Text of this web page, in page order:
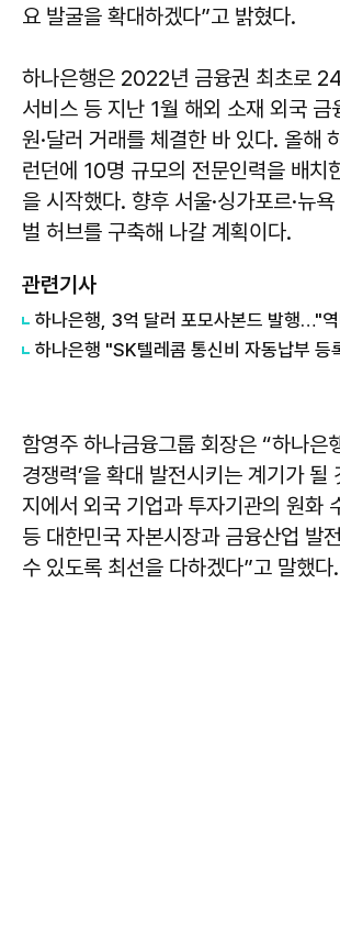
요 발굴을 확대하겠다”고 밝혔다.
하나은행은 2022년 금융권 최초로
서비스 등 지난 1월 해외 소재 외국
원·달러 거래를 체결한 바 있다. 올해
런던에 10명 규모의 전문인력을 배치
을 시작했다. 향후 서울·싱가포르·뉴
벌 허브를 구축해 나갈 계획이다.
관련기사
하나은행 "SK텔레콤 통신비 자동납부 등
함영주 하나금융그룹 회장은 “하나은
경쟁력’을 확대 발전시키는 계기가 될
지에서 외국 기업과 투자기관의 원화
등 대한민국 자본시장과 금융산업 발
수 있도록 최선을 다하겠다”고 말했다.